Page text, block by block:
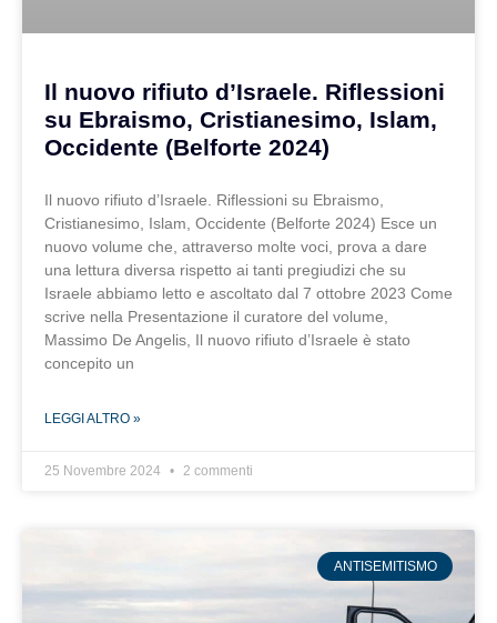
Il nuovo rifiuto d’Israele. Riflessioni
su Ebraismo, Cristianesimo, Islam,
Occidente (Belforte 2024)
Il nuovo rifiuto d’Israele. Riflessioni su Ebraismo,
Cristianesimo, Islam, Occidente (Belforte 2024) Esce un
nuovo volume che, attraverso molte voci, prova a dare
una lettura diversa rispetto ai tanti pregiudizi che su
Israele abbiamo letto e ascoltato dal 7 ottobre 2023 Come
scrive nella Presentazione il curatore del volume,
Massimo De Angelis, Il nuovo rifiuto d’Israele è stato
concepito un
LEGGI ALTRO »
25 Novembre 2024 2 commenti
ANTISEMITISMO